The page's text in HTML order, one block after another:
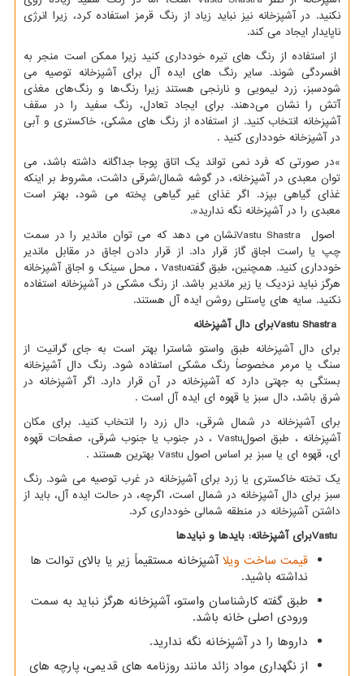
نکنید. در آشپزخانه نیز نباید زیاد از رنگ قرمز استفاده کرد، زیرا انرژی
ناپایدار ایجاد می کند.
از استفاده از رنگ های تیره خودداری کنید زیرا ممکن است منجر به
افسردگی شوند. سایر رنگ های ایده آل برای آشپزخانه توصیه می
شودسبز، زرد لیمویی و نارنجی هستند زیرا رنگ‌ها و رنگ‌های مغذی
آتش را نشان می‌دهند. برای ایجاد تعادل، رنگ سفید را در سقف
آشپزخانه انتخاب کنید. از استفاده از رنگ های مشکی، خاکستری و آبی
در آشپزخانه خودداری کنید .
«در صورتی که فرد نمی تواند یک اتاق پوجا جداگانه داشته باشد، می
توان معبدی در آشپزخانه، در گوشه شمال/شرقی داشت، مشروط بر اینکه
غذای گیاهی بپزد. اگر غذای غیر گیاهی پخته می شود، بهتر است
معبدی را در آشپزخانه نگه ندارید.»
اصول
Vastu Shastraنشان می دهد که می توان ماندیر را در سمت
چپ یا راست اجاق گاز قرار داد. از قرار دادن اجاق در مقابل ماندیر
خودداری کنید. همچنین، طبق گفتهVastu ، محل سینک و اجاق آشپزخانه
هرگز نباید نزدیک یا زیر ماندیر باشد. از رنگ مشکی در آشپزخانه استفاده
نکنید. سایه های پاستلی روشن ایده آل هستند.
Vastu Shastraبرای دال آشپزخانه
برای دال آشپزخانه طبق واستو شاسترا بهتر است به جای گرانیت از
سنگ یا مرمر مخصوصاً رنگ مشکی استفاده شود. رنگ دال آشپزخانه
بستگی به جهتی دارد که آشپزخانه در آن قرار دارد. اگر آشپزخانه در
شرق باشد، دال سبز یا قهوه ای ایده آل است .
برای آشپزخانه در شمال شرقی، دال زرد را انتخاب کنید. برای مکان
آشپزخانه ، طبق اصولVastu ، در جنوب یا جنوب شرقی، صفحات قهوه
ای، قهوه ای یا سبز بر اساس اصول Vastu بهترین هستند .
یک تخته خاکستری یا زرد برای آشپزخانه در غرب توصیه می شود. رنگ
سبز برای دال آشپزخانه در شمال است، اگرچه، در حالت ایده آل، باید از
داشتن آشپزخانه در منطقه شمالی خودداری کرد.
Vastuبرای آشپزخانه: بایدها و نبایدها
قیمت ساخت ویلاآشپزخانه مستقیماً زیر یا بالای توالت ها
نداشته باشید.
طبق گفته کارشناسان واستو، آشپزخانه هرگز نباید به سمت
ورودی اصلی خانه باشد.
داروها را در آشپزخانه نگه ندارید.
از نگهداری مواد زائد مانند روزنامه های قدیمی، پارچه های